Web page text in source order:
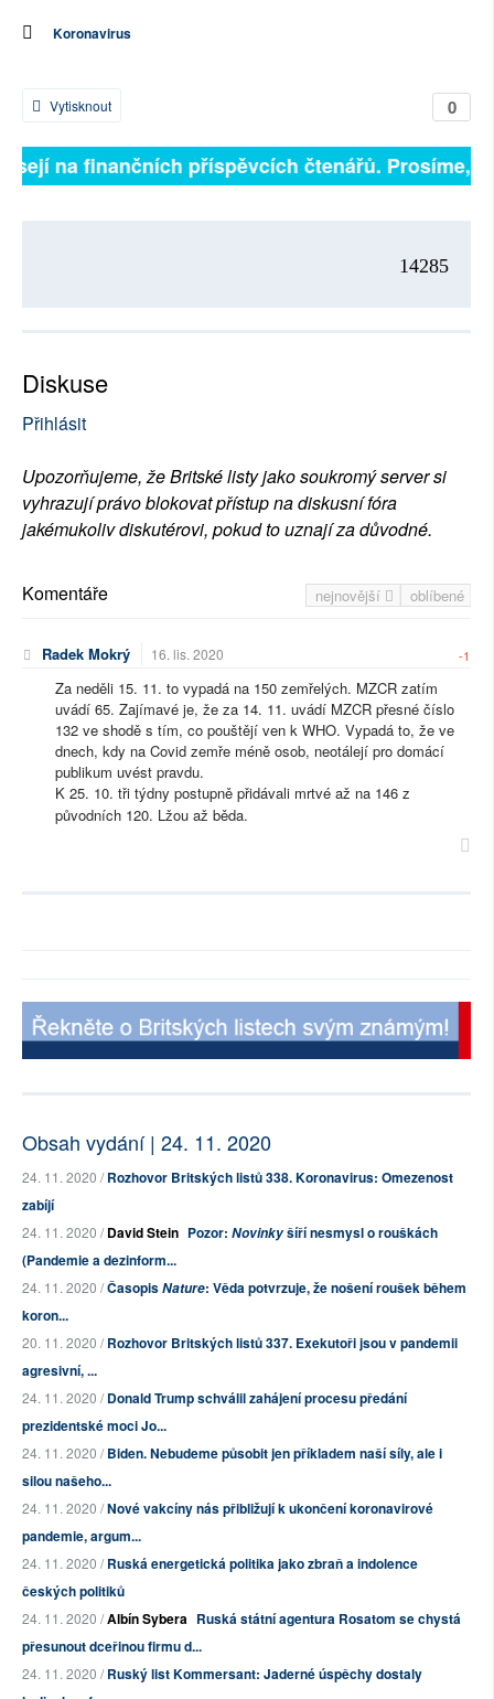
Koronavirus
0
Vytisknout
na finančních příspěvcích čtenářů. Prosíme,
14285
Diskuse
Přihlásit
Upozorňujeme, že Britské listy jako soukromý server si
vyhrazují právo blokovat přístup na diskusní fóra
jakémukoliv diskutérovi, pokud to uznají za důvodné.
nejnovější oblíbené
Komentáře
Radek Mokrý 16. lis. 2020 -1
Za neděli 15. 11. to vypadá na 150 zemřelých. MZCR zatím
uvádí 65. Zajímavé je, že za 14. 11. uvádí MZCR přesné číslo
132 ve shodě s tím, co pouštějí ven k WHO. Vypadá to, že ve
dnech, kdy na Covid zemře méně osob, neotálejí pro domácí
publikum uvést pravdu.
K 25. 10. tři týdny postupně přidávali mrtvé až na 146 z
původních 120. Lžou až běda.
Obsah vydání | 24. 11. 2020
24. 11. 2020 /Rozhovor Britských listů 338. Koronavirus: Omezenost
zabíjí
24. 11. 2020 /David Stein Pozor: Novinkyšíří nesmysl o rouškách
(Pandemie a dezinform...
24. 11. 2020 /ČasopisNature: Věda potvrzuje, že nošení roušek během
koron...
20. 11. 2020 /Rozhovor Britských listů 337. Exekutoři jsou v pandemii
agresivní, ...
24. 11. 2020 /Donald Trump schválil zahájení procesu předání
prezidentské moci Jo...
24. 11. 2020 /Biden. Nebudeme působit jen příkladem naší síly, ale i
silou našeho...
24. 11. 2020 /Nové vakcíny nás přibližují k ukončení koronavirové
pandemie, argum...
24. 11. 2020 /Ruská energetická politika jako zbraň a indolence
českých politiků
24. 11. 2020 /Albín Sybera Ruská státní agentura Rosatom se chystá
přesunout dceřinou firmu d...
24. 11. 2020 /Ruský list Kommersant: Jaderné úspěchy dostaly